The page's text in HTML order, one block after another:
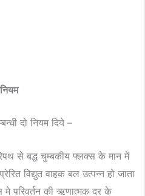
दो नियम दिये –
से बद्ध चुम्बकीय फ्लक्स के मान में
विद्युत वाहक बल उत्पन्न हो जाता
मे परिवर्तन की ऋणात्मक दर के